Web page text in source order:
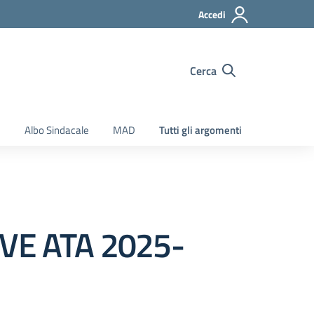
Accedi
Cerca
Albo Sindacale MAD Tutti gli argomenti
ATA 2025-